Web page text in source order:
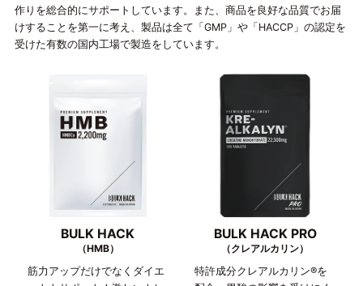
作りを総合的にサポートしています。また、商品を良好な品質でお届
けすることを第一に考え、製品は全て「GMP」や「HACCP」の認定を
受けた有数の国内工場で製造をしています。
BULK HACK
（HMB）
筋力アップだけでなくダイエ
BULK HACK PRO
（クレアルカリン）
特許成分クレアルカリン®を